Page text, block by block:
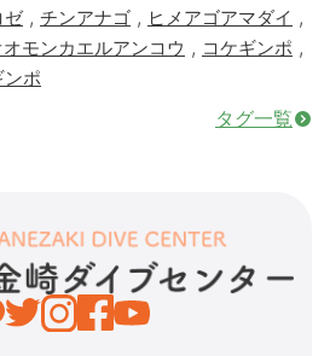
ゼ, チンアナゴ , ヒメアゴアマダイ ,
オモンカエルアンコウ , コケギンポ ,
ンポ
タグ一覧